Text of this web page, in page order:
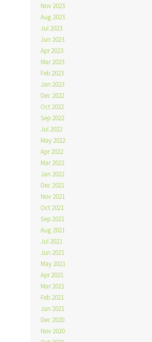
Nov 2023
Aug 2023
Jul 2023
Jun 2023
Apr 2023
Mar 2023
Feb 2023
Jan 2023
Dec 2022
Oct 2022
Sep 2022
Jul 2022
May 2022
Apr 2022
Mar 2022
Jan 2022
Dec 2021
Nov 2021
Oct 2021
Sep 2021
Aug 2021
Jul 2021
Jun 2021
May 2021
Apr 2021
Mar 2021
Feb 2021
Jan 2021
Dec 2020
Nov 2020